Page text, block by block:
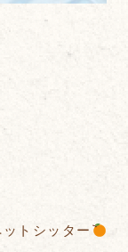
トシッター